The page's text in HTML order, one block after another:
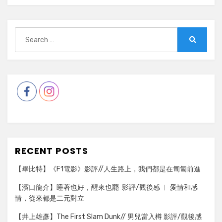
for:
RECENT POSTS
【畢比特】《F1電影》影評//人生路上，我們都是在匍匐前進
【濱口龍介】睡著也好，醒來也罷 影評/觀後感 ︳ 愛情和感
情，從來都是二元對立
【井上雄彥】The First Slam Dunk// 男兒當入樽 影評/觀後感